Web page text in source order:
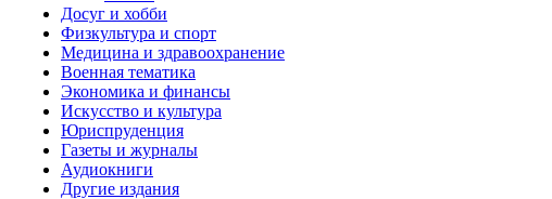
Досуг и хобби
Физкультура и спорт
Медицина и здравоохранение
Военная тематика
Экономика и финансы
Искусство и культура
Юриспруденция
Газеты и журналы
Аудиокниги
Другие издания